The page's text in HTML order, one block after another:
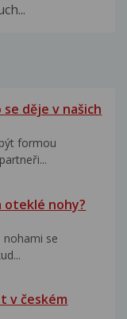
děje v našich
formou
oteklé nohy?
nohami se
v českém